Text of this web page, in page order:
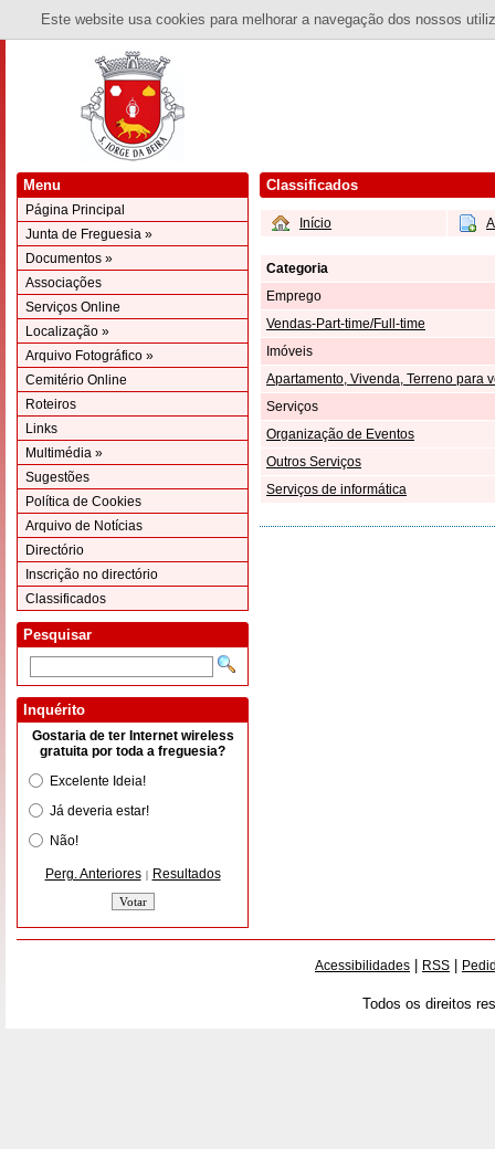
Este website usa cookies para melhorar a navegação dos nossos
Menu
Página Principal
Junta de Freguesia »
Documentos »
Associações
Serviços Online
Localização »
Arquivo Fotográfico »
Cemitério Online
Roteiros
Links
Multimédia »
Sugestões
Política de Cookies
Arquivo de Notícias
Directório
Inscrição no directório
Classificados
Pesquisar
Inquérito
Gostaria de ter Internet wireless
gratuita por toda a freguesia?
Excelente Ideia!
Já deveria estar!
Não!
Perg. Anteriores | Resultados
Classificados
Início
Categoria
Emprego
Vendas-Part-time/Full-time
Imóveis
Apartamento, Vivenda, Terreno para
Serviços
Organização de Eventos
Outros Serviços
Serviços de informática
Acessibilidades RSS
Todos os direitos